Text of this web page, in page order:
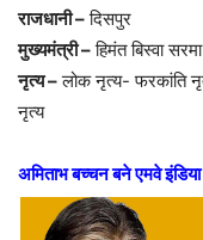
राजधानी –दिसपुर
मुख्यमंत्री –हिमंत बिस्वा सरमा
नृत्य –लोक नृत्य- फरकांति
नृत्य
अमिताभ बच्चन बने एमवे